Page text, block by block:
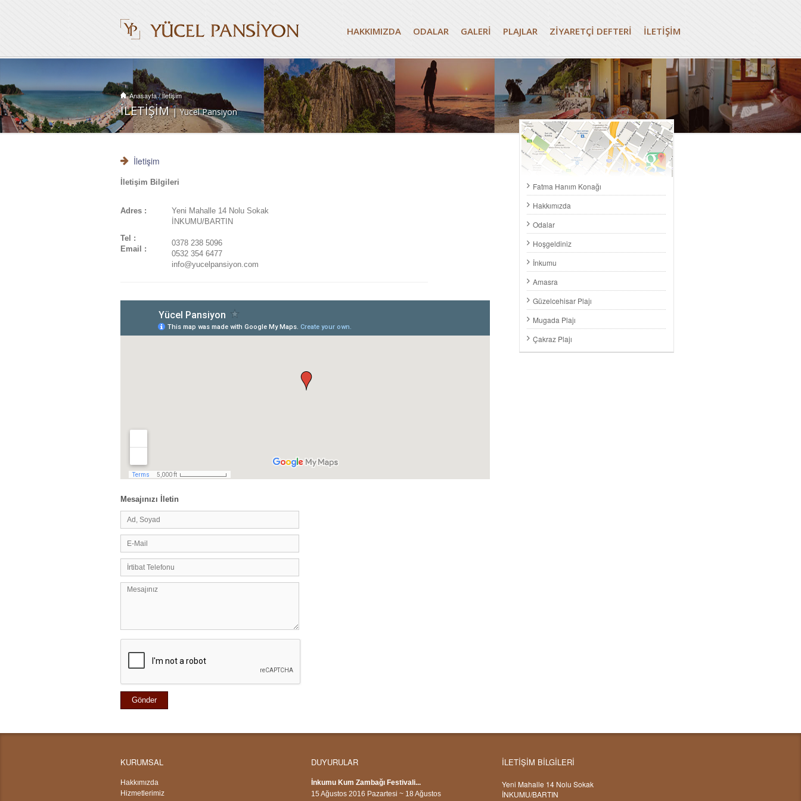
HAKKIMIZDA ODALAR GALERİ PLAJLAR ZİYARETÇİ DEFTERİ İLETİŞİM
Anasayfa/İletişim
İLETİŞİM | Yücel Pansiyon
İletişim
İletişim Bilgileri
Adres :
Tel :
Email :
Yeni Mahalle 14 Nolu Sokak
İNKUMU/BARTIN
0378 238 5096
0532 354 6477
info@yucelpansiyon.com
Mesajınızı İletin
Fatma Hanım Konağı
Hakkımızda
Odalar
Hoşgeldiniz
İnkumu
Amasra
Güzelcehisar Plajı
Mugada Plajı
Çakraz Plajı
KURUMSAL
Hakkımızda
Hizmetlerimiz
DUYURULAR
İnkumu Kum Zambağı Festivali...
15 Ağustos 2016 Pazartesi ~ 18 Ağustos
İLETİŞİM BİLGİLERİ
Yeni Mahalle 14 Nolu Sokak
İNKUMU/BARTIN